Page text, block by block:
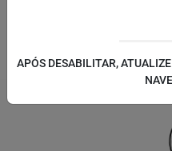
APÓS DESABILITAR,